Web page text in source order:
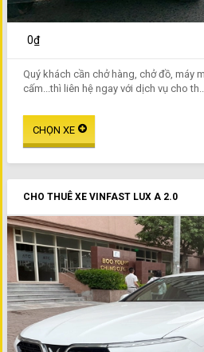
0₫
Quý khách cần chở hàng, chở đồ, máy
cấm...thì liên hệ ngay với dịch vụ cho th...
CHO THUÊ XE VINFAST LUX A 2.0